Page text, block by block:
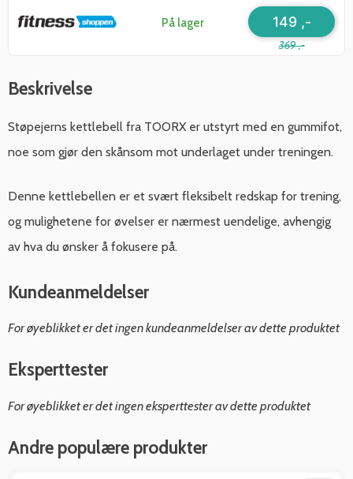
På lager
369 ,-
149 ,-
Beskrivelse
Støpejerns kettlebell fra TOORX er utstyrt med en gummifot,
noe som gjør den skånsom mot underlaget under treningen.
Denne kettlebellen er et svært fleksibelt redskap for trening,
og mulighetene for øvelser er nærmest uendelige, avhengig
av hva du ønsker å fokusere på.
Kundeanmeldelser
For øyeblikket er det ingen kundeanmeldelser av dette produktet
Eksperttester
For øyeblikket er det ingen eksperttester av dette produktet
Andre populære produkter